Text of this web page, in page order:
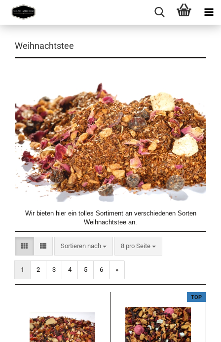
Weihnachtstee
Wir bieten hier ein tolles Sortiment an verschiedenen Sorten
Weihnachtstee an.
Sortieren nach
Sortieren nach 8 pro Seite
pro Seite
1 2 3 4 5 6 »
TOP